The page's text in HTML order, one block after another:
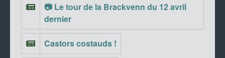
📷 Le tour de la Brackvenn du 12 avril
dernier
Castors costauds !